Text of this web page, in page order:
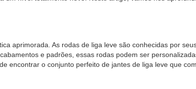
aprimorada. As rodas de liga leve são conhecidas por
e padrões, essas rodas podem ser
encontrar o conjunto perfeito de jantes de liga leve que